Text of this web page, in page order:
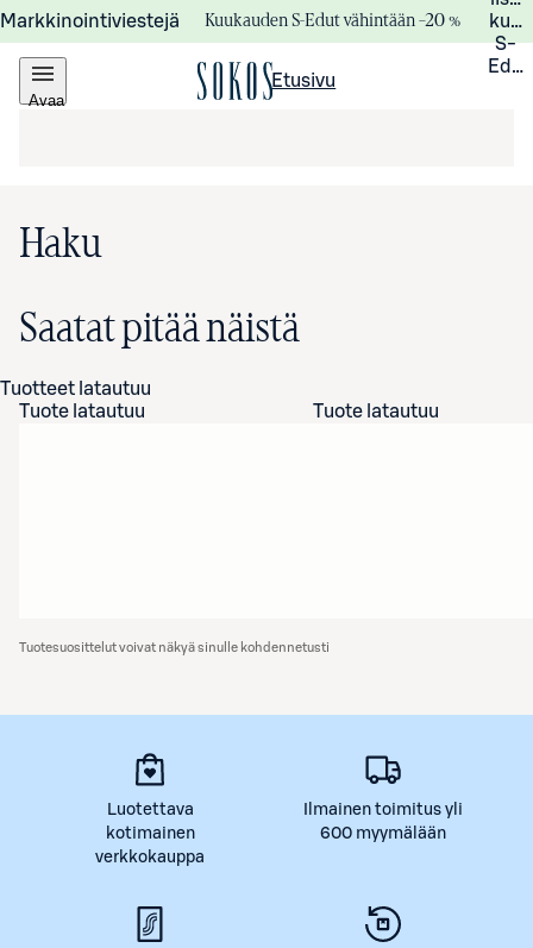
Markkinointiviestejä Kuukauden S-Edut vähintään –20 %
S-
Avaa
Etusivu
Haku
Saatat pitää näistä
Tuotteet latautuu
Tuote latautuu
Tuote latautuu
Tuotesuosittelut voivat näkyä sinulle kohdennetusti
Luotettava
kotimainen
verkkokauppa
Ilmainen toimitus yli
600 myymälään